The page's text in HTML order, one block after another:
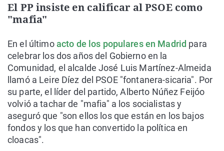
El PP insiste en calificar al PSOE como
"mafia"
En el últimoacto de los populares en Madrid para
celebrar los dos años del Gobierno en la
Comunidad, el alcalde José Luis Martínez-Almeida
llamó a Leire Díez del PSOE "fontanera-sicaria". Por
su parte, el líder del partido, Alberto Núñez Feijóo
volvió a tachar de "mafia" a los socialistas y
aseguró que "son ellos los que están en los bajos
fondos y los que han convertido la política en
cloacas".